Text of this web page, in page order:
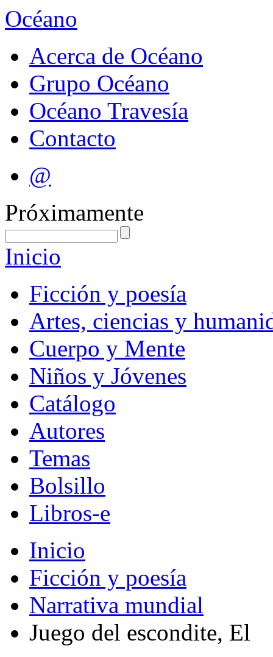
Océano
Acerca de Océano
Grupo Océano
Océano Travesía
Contacto
@
Próximamente
Inicio
Ficción y poesía
Artes, ciencias y
Cuerpo y Mente
Niños y Jóvenes
Catálogo
Autores
Temas
Bolsillo
Libros-e
Inicio
Ficción y poesía
Narrativa mundial
Juego del escondite, El